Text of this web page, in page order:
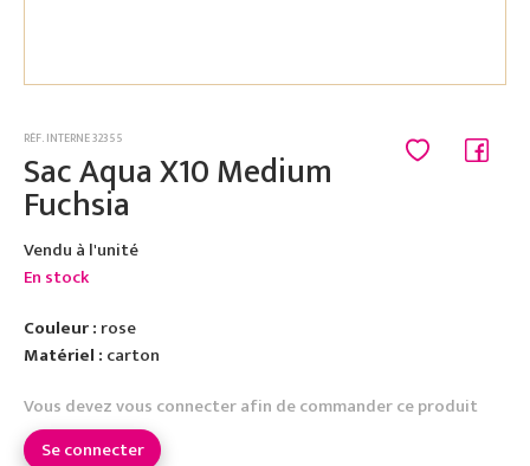
RÉF. INTERNE 32355
Sac Aqua X10 Medium
Fuchsia
Vendu à l'unité
En stock
Couleur : rose
Matériel : carton
Vous devez vous connecter afin de commander ce produit
Se connecter